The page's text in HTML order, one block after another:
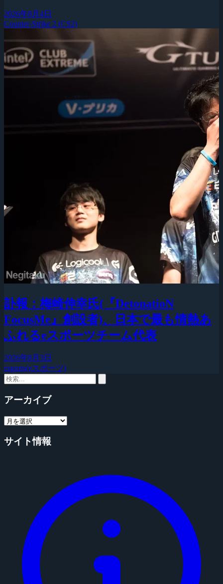
2026年8月4日
Counter-Strike 2 (CS2)
訃報：梅崎伸幸氏(『DetonatioN
FocusMe』創設者)、日本で最も情熱あ
ふれるeスポーツチーム代表
2026年8月3日
esports(eスポーツ)
アーカイブ
サイト情報